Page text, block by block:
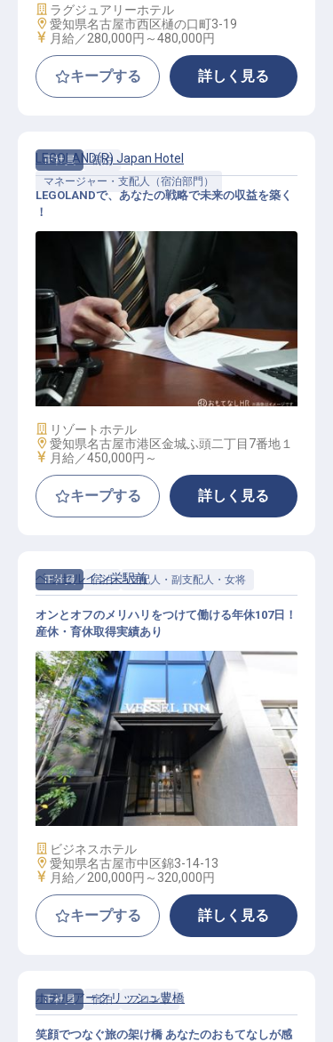
施設業態
ラグジュアリーホテル
勤務地
愛知県名古屋市西区樋の口町3-19
給与
月給／280,000円～480,000円
キープする 詳しく見る
正社員
宿泊
マネージャー・支配人（宿泊部門）
レベニューマネージャー
LEGOLAND(R) Japan Hotel
LEGOLANDで、あなたの戦略で未来の収益を築く
！
施設業態
リゾートホテル
勤務地
愛知県名古屋市港区金城ふ頭二丁目7番地１
給与
月給／450,000円～
キープする 詳しく見る
正社員 宿泊 支配人・副支配人・女将
支配人・副支配人候補
ベッセルイン栄駅前
オンとオフのメリハリをつけて働ける年休107日！
産休・育休取得実績あり
施設業態
ビジネスホテル
勤務地
愛知県名古屋市中区錦3-14-13
給与
月給／200,000円～ 320,000円
キープする 詳しく見る
正社員 宿泊 フロント
ホテルアークリッシュ豊橋
笑顔でつなぐ旅の架け橋 あなたのおもてなしが感